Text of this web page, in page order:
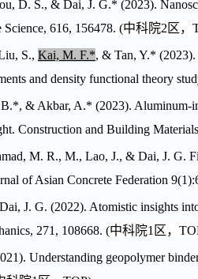
D. S., & Dai, J. G.* (2023).
616, 156478. (中科院2 区，
S., Kai, M. F.*, & Tan, Y.*
and density functional theory
& Akbar, A.* (2023). Aluminum-
Construction and Building
M. R., M., Lao, J., & Dai, J. G.
of Asian Concrete Federation
J. G. (2022). Atomistic insights
271, 108668. (中科院1 区，
Understanding geopolymer